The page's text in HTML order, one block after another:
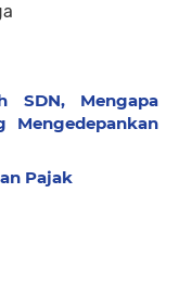
SDN, Mengapa
Mengedepankan
Pajak